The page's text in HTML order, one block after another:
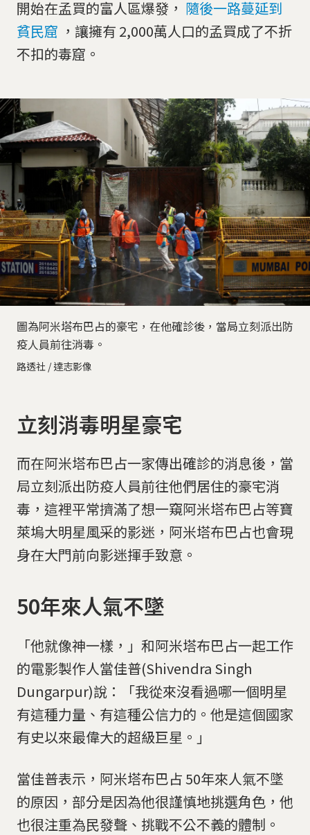
開始在孟買的富人區爆發， 隨後一路蔓延到
貧民窟 ，讓擁有 2,000萬人口的孟買成了不折
不扣的毒窟。
圖為阿米塔布巴占的豪宅，在他確診後，當局立刻派出防
疫人員前往消毒。
路透社 / 達志影像
立刻消毒明星豪宅
而在阿米塔布巴占一家傳出確診的消息後，當
局立刻派出防疫人員前往他們居住的豪宅消
毒，這裡平常擠滿了想一窺阿米塔布巴占等寶
萊塢大明星風采的影迷，阿米塔布巴占也會現
身在大門前向影迷揮手致意。
50年來人氣不墜
「他就像神一樣，」和阿米塔布巴占一起工作
的電影製作人當佳普(Shivendra Singh
Dungarpur)說：「我從來沒看過哪一個明星
有這種力量、有這種公信力的。他是這個國家
有史以來最偉大的超級巨星。」
當佳普表示，阿米塔布巴占 50年來人氣不墜
的原因，部分是因為他很謹慎地挑選角色，他
也很注重為民發聲、挑戰不公不義的體制。